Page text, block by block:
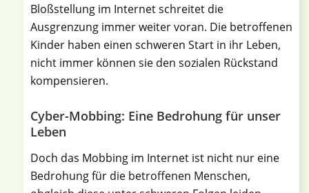
Bloßstellung im Internet schreitet die
Ausgrenzung immer weiter voran. Die betroffenen
Kinder haben einen schweren Start in ihr Leben,
nicht immer können sie den sozialen Rückstand
kompensieren.
Cyber-Mobbing: Eine Bedrohung für unser
Leben
Doch das Mobbing im Internet ist nicht nur eine
Bedrohung für die betroffenen Menschen,